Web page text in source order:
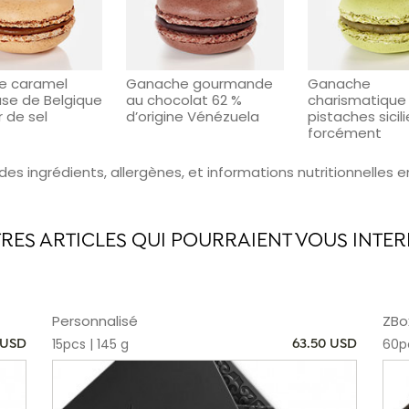
caramel
de Belgique
de sel
Ganache gourmande
au chocolat 62 %
d’origine Vénézuela
Ganache
charismatique
pistaches
forcément
ingrédients, allergènes, et informations nutritionnelles
ARTICLES QUI POURRAIENT VOUS
Personnalisé
15pcs | 145 g 63.50 USD